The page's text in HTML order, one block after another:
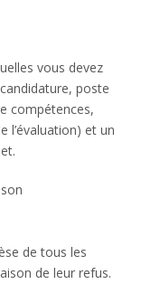
vous devez
poste
compétences,
l’évaluation) et un
de tous les
de leur refus.